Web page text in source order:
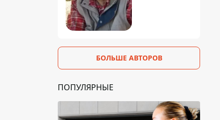
БОЛЬШЕ АВТОРОВ
ПОПУЛЯРНЫЕ